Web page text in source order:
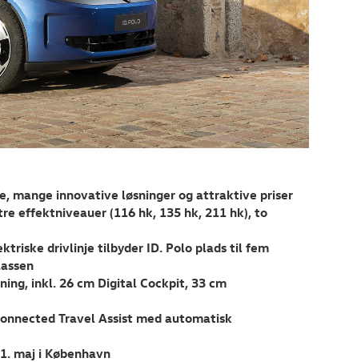
mange innovative løsninger og attraktive priser
effektniveauer (116 hk, 135 hk, 211 hk), to
drivlinje tilbyder ID. Polo plads til fem
inkl. 26 cm Digital Cockpit, 33 cm
Travel Assist med automatisk
maj i København